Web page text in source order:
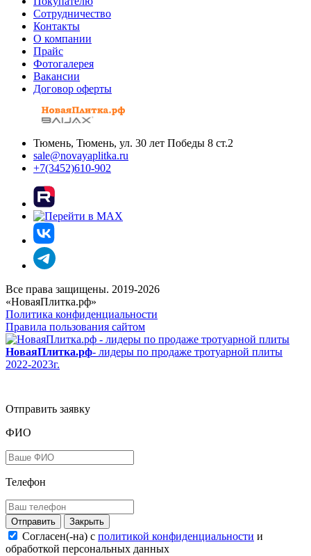
Сотрудничество
Контакты
О компании
Прайс
Фотогалерея
Вакансии
Договор оферты
Тюмень, Тюмень, ул. 30 лет Победы 8 ст.2
sale@novayaplitka.ru
+7(3452)610-902
Все права защищены. 2019-2026
«НоваяПлитка.рф»
Политика конфиденциальности
Правила пользования сайтом
НоваяПлитка.рф- лидеры по продаже тротуарной плиты
2022-2023г.
Отправить заявку
ФИО
Телефон
Закрыть
Согласен(-на) c политикой конфиденциальности и
обработкой персональных данных